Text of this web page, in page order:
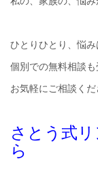
ひとりひとり、悩み
個別での無料相談
お気軽にご相談くだ
さとう式
ら